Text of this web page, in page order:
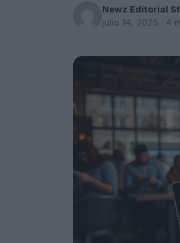
Newz Editorial
julio 14, 2025 · 4